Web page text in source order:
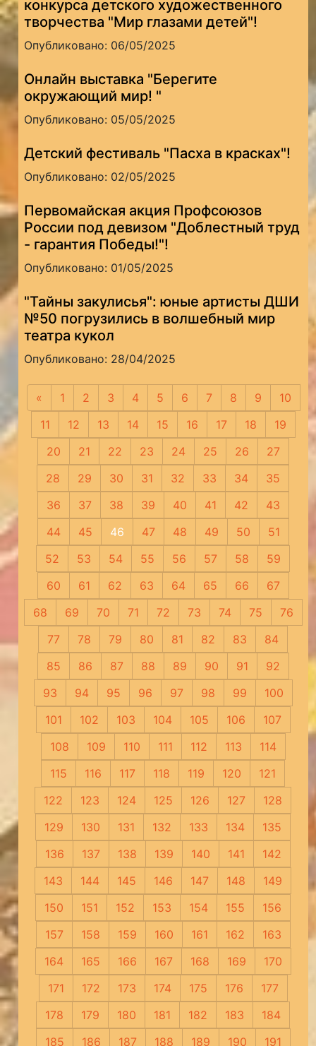
конкурса детского художественного
творчества "Мир глазами детей"!
Опубликовано: 06/05/2025
Онлайн выставка "Берегите
окружающий мир! "
Опубликовано: 05/05/2025
Детский фестиваль "Пасха в красках"!
Опубликовано: 02/05/2025
Первомайская акция Профсоюзов
России под девизом "Доблестный труд
- гарантия Победы!"!
Опубликовано: 01/05/2025
"Тайны закулисья": юные артисты ДШИ
№50 погрузились в волшебный мир
театра кукол
Опубликовано: 28/04/2025
« Предыдущая
1 2 3 4 5 6 7 8 9
10
11
12 13 14 15 16 17 18
19
20
21 22 23 24 25 26
27
28
29 30 31 32 33 34
35
36
37 38 39 40 41 42
43
44
45 46 47 48 49 50
51
52
53 54 55 56 57 58
59
60
61 62 63 64 65 66
67
68
69 70 71 72 73 74 75
76
77
78 79 80 81 82 83
84
85
86 87 88 89 90 91
92
93
94 95 96 97 98 99
100
101
102 103 104 105 106
107
108
109 110 111 112 113
114
115
116 117 118 119 120
121
122
123 124 125 126 127
128
129
130 131 132 133 134
135
136
137 138 139 140 141
142
143
144 145 146 147 148
149
150
151 152 153 154 155
156
157
158 159 160 161 162
163
164
165 166 167 168 169
170
171
172 173 174 175 176
177
178
179 180 181 182 183
184
185
186 187 188 189 190
191